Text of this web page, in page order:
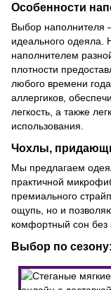
Особенности
Выбор наполнителя
идеального одеяла.
наполнителем
плотности
любого времени
аллергиков,
легкость, а также
использования.
Чохлы,
Мы предлагаем
практичной
премиального
ощупь, но и
комфортный сон без
Выбор по